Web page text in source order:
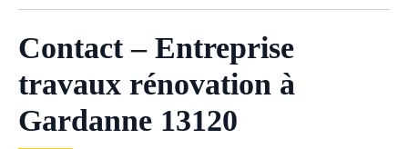
Contact – Entreprise
travaux rénovation à
Gardanne 13120